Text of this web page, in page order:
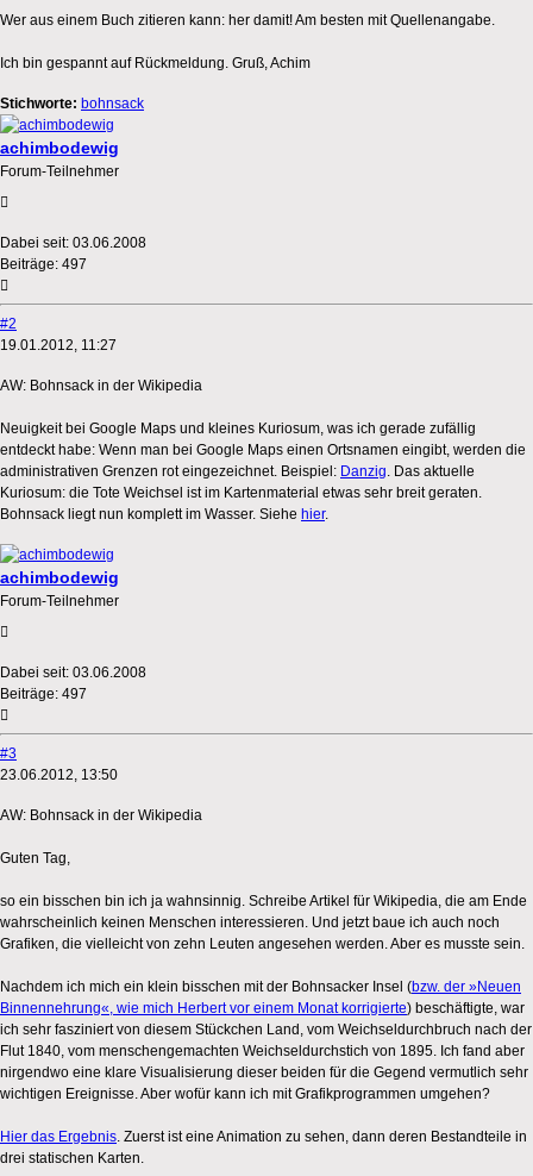
Wer aus einem Buch zitieren kann: her damit! Am besten mit Quellenangabe.
Ich bin gespannt auf Rückmeldung. Gruß, Achim
Stichworte: bohnsack
achimbodewig
Forum-Teilnehmer
Dabei seit: 03.06.2008
Beiträge: 497
#2
19.01.2012, 11:27
AW: Bohnsack in der Wikipedia
Neuigkeit bei Google Maps und kleines Kuriosum, was ich gerade zufällig
entdeckt habe: Wenn man bei Google Maps einen Ortsnamen eingibt, werden die
administrativen Grenzen rot eingezeichnet. Beispiel: Danzig. Das aktuelle
Kuriosum: die Tote Weichsel ist im Kartenmaterial etwas sehr breit geraten.
Bohnsack liegt nun komplett im Wasser. Siehe hier.
achimbodewig
Forum-Teilnehmer
Dabei seit: 03.06.2008
Beiträge: 497
#3
23.06.2012, 13:50
AW: Bohnsack in der Wikipedia
Guten Tag,
so ein bisschen bin ich ja wahnsinnig. Schreibe Artikel für Wikipedia, die am Ende
wahrscheinlich keinen Menschen interessieren. Und jetzt baue ich auch noch
Grafiken, die vielleicht von zehn Leuten angesehen werden. Aber es musste sein.
Nachdem ich mich ein klein bisschen mit der Bohnsacker Insel (bzw. der »Neuen
Binnennehrung«, wie mich Herbert vor einem Monat korrigierte) beschäftigte, war
ich sehr fasziniert von diesem Stückchen Land, vom Weichseldurchbruch nach der
Flut 1840, vom menschengemachten Weichseldurchstich von 1895. Ich fand aber
nirgendwo eine klare Visualisierung dieser beiden für die Gegend vermutlich sehr
wichtigen Ereignisse. Aber wofür kann ich mit Grafikprogrammen umgehen?
Hier das Ergebnis. Zuerst ist eine Animation zu sehen, dann deren Bestandteile in
drei statischen Karten.